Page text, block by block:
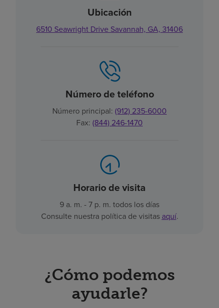
Ubicación
6510 Seawright Drive Savannah, GA, 31406
Número de teléfono
Número principal: (912) 235-6000
Fax: (844) 246-1470
Horario de visita
9 a. m. - 7 p. m. todos los días
Consulte nuestra política de visitas aquí.
¿Cómo podemos
ayudarle?